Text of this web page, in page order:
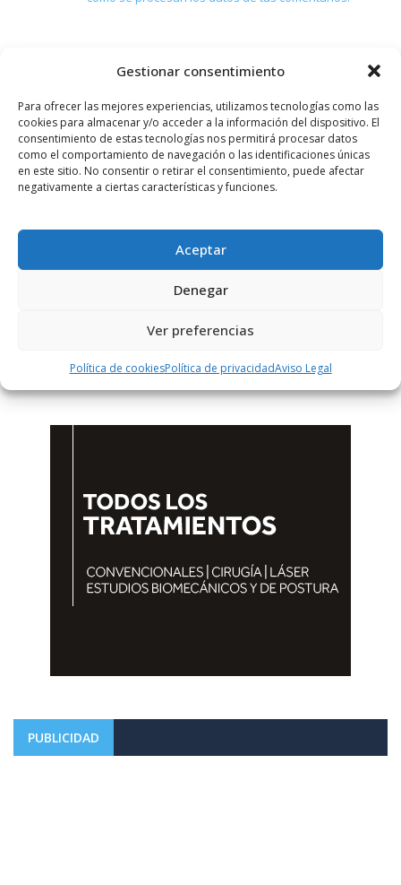
Gestionar consentimiento
Para ofrecer las mejores experiencias, utilizamos tecnologías como las
cookies para almacenar y/o acceder a la información del dispositivo. El
consentimiento de estas tecnologías nos permitirá procesar datos
como el comportamiento de navegación o las identificaciones únicas
en este sitio. No consentir o retirar el consentimiento, puede afectar
negativamente a ciertas características y funciones.
Aceptar
Denegar
Ver preferencias
Política de cookiesPolítica de privacidadAviso Legal
PUBLICIDAD